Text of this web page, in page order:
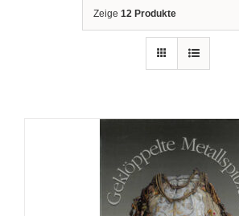
Zeige 12 Produkte